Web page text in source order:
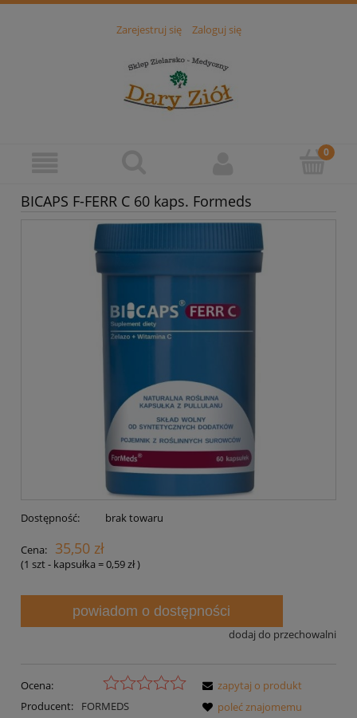
Zarejestruj się Zaloguj się
BICAPS F-FERR C 60 kaps. Formeds
Dostępność: brak towaru
Cena: 35,50 zł
(1 szt - kapsułka =0,59 zł)
powiadom o dostępności
dodaj do przechowalni
Ocena:
Producent:
FORMEDS
zapytaj o produkt
poleć znajomemu